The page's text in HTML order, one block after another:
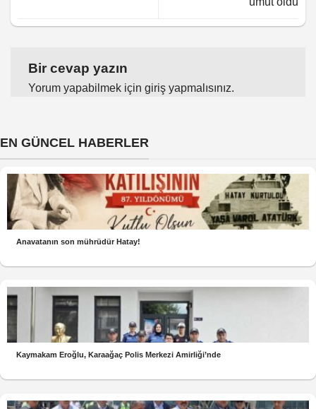
Bir cevap yazın
Yorum yapabilmek için giriş yapmalısınız.
EN GÜNCEL HABERLER
Anavatanın son mührüdür Hatay!
Kaymakam Eroğlu, Karaağaç Polis Merkezi Amirliği’nde